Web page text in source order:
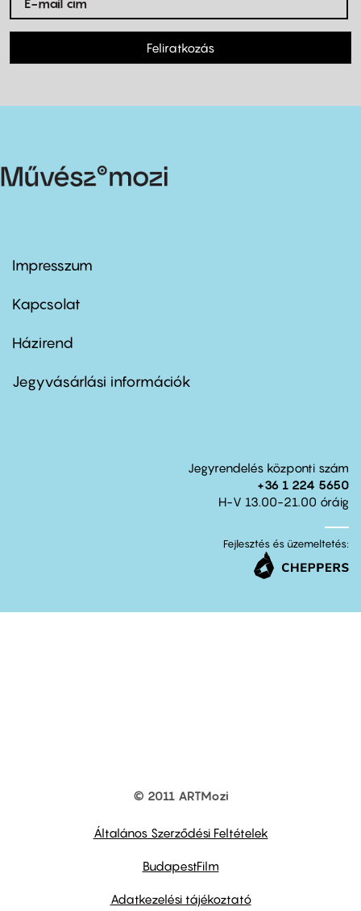
Feliratkozás
Footer
first
Impresszum
Kapcsolat
Footer
second
Házirend
Jegyvásárlási információk
Jegyrendelés központi szám
+36 1 224 5650
H-V 13.00-21.00 óráig
Fejlesztés és üzemeltetés:
© 2011 ARTMozi
Általános Szerződési Feltételek
BudapestFilm
Adatkezelési tájékoztató